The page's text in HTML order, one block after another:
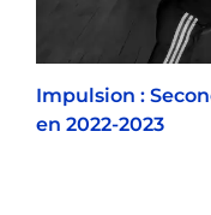
Impulsion :
en 2022-2023